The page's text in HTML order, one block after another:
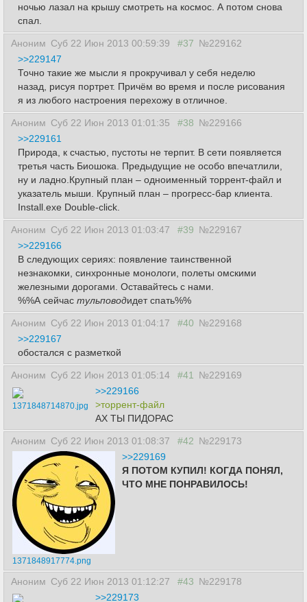
ночью лазал на крышу смотреть на космос. А потом снова
спал.
Аноним Суб 22 Июн 2013 00:59:39 #37 №229162
>>229147
Точно такие же мысли я прокручивал у себя неделю
назад, рисуя портрет. Причём во время и после рисования
я из любого настроения перехожу в отличное.
Аноним Суб 22 Июн 2013 01:01:35 #38 №229166
>>229161
Природа, к счастью, пустоты не терпит. В сети появляется
третья часть Биошока. Предыдущие не особо впечатлили,
ну и ладно.Крупный план – одноименный торрент-файл и
указатель мыши. Крупный план – прогресс-бар клиента.
Install.exe Double-click.
Аноним Суб 22 Июн 2013 01:03:47 #39 №229167
>>229166
В следующих сериях: появление таинственной
незнакомки, синхронные монологи, полеты омскими
железными дорогами. Оставайтесь с нами.
%%А сейчас тульповодидет спать%%
Аноним Суб 22 Июн 2013 01:04:17 #40 №229168
>>229167
обостался с разметкой
Аноним Суб 22 Июн 2013 01:05:14 #41 №229169
1371848714870.jpg
>>229166
>торрент-файл
АХ ТЫ ПИДОРАС
Аноним Суб 22 Июн 2013 01:08:37 #42 №229173
1371848917774.png
>>229169
Я ПОТОМ КУПИЛ! КОГДА ПОНЯЛ,
ЧТО МНЕ ПОНРАВИЛОСЬ!
Аноним Суб 22 Июн 2013 01:12:27 #43 №229178
>>229173